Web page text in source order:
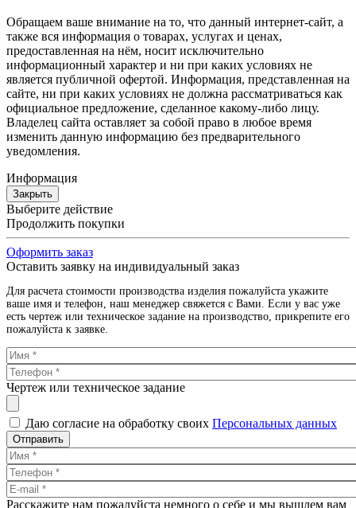
Обращаем ваше внимание на то, что данный интернет-сайт, а
также вся информация о товарах, услугах и ценах,
предоставленная на нём, носит исключительно
информационный характер и ни при каких условиях не
является публичной офертой. Информация, представленная на
сайте, ни при каких условиях не должна рассматриваться как
официальное предложение, сделанное какому-либо лицу.
Владелец сайта оставляет за собой право в любое время
изменить данную информацию без предварительного
уведомления.
Информация
Закрыть
Выберите действие
Продолжить покупки
Оформить заказ
Оставить заявку на индивидуальный заказ
Для расчета стоимости производства изделия пожалуйста укажите
ваше имя и телефон, наш менеджер свяжется с Вами. Если у вас уже
есть чертеж или техническое задание на производство, прикрепите его
пожалуйста к заявке.
Чертеж или техническое задание
Даю согласие на обработку своих Персональных данных
Отправить
Расскажите нам пожалуйста немного о себе и мы вышлем вам